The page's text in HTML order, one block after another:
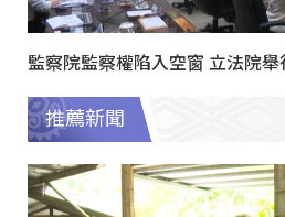
監察院監察權陷入空窗 立法院
推薦新聞